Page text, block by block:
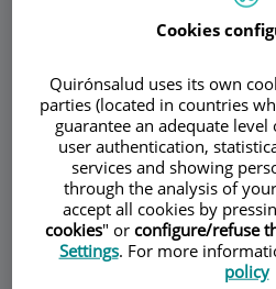
Batet
UNITAT DEL DOLOR
DescripcióServeisContacte
Demanar
Tractament
Cookies
Quirónsalud uses its own
parties (located in countries
guarantee an adequate
user authentication,
services and showing
through the analysis of
accept all cookies by
cookies" or configure/refuse
Settings. For more
policy